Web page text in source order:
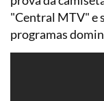
"Central MTV" e
programas